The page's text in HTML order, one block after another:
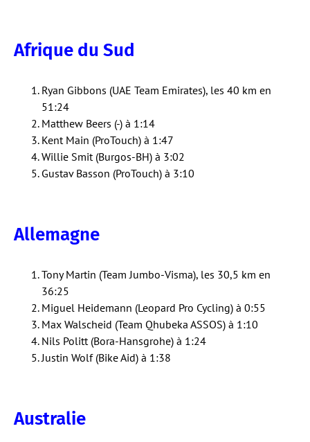
Afrique du Sud
Ryan Gibbons (UAE Team Emirates), les 40 km en
51:24
Matthew Beers (-) à 1:14
Kent Main (ProTouch) à 1:47
Willie Smit (Burgos-BH) à 3:02
Gustav Basson (ProTouch) à 3:10
Allemagne
Tony Martin (Team Jumbo-Visma), les 30,5 km en
36:25
Miguel Heidemann (Leopard Pro Cycling) à 0:55
Max Walscheid (Team Qhubeka ASSOS) à 1:10
Nils Politt (Bora-Hansgrohe) à 1:24
Justin Wolf (Bike Aid) à 1:38
Australie